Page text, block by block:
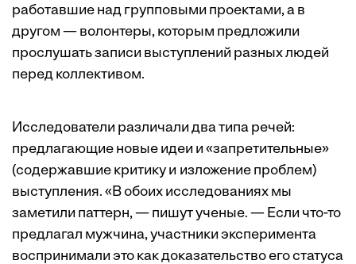
работавшие над групповыми проектами, а в
другом — волонтеры, которым предложили
прослушать записи выступлений разных людей
перед коллективом.
Исследователи различали два типа речей:
предлагающие новые идеи и «запретительные»
(содержавшие критику и изложение проблем)
выступления. «В обоих исследованиях мы
заметили паттерн, — пишут ученые. — Если что-то
предлагал мужчина, участники эксперимента
воспринимали это как доказательство его статуса